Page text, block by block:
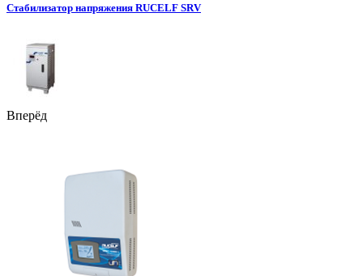
Стабилизатор напряжения RUCELF SRV
Вперёд